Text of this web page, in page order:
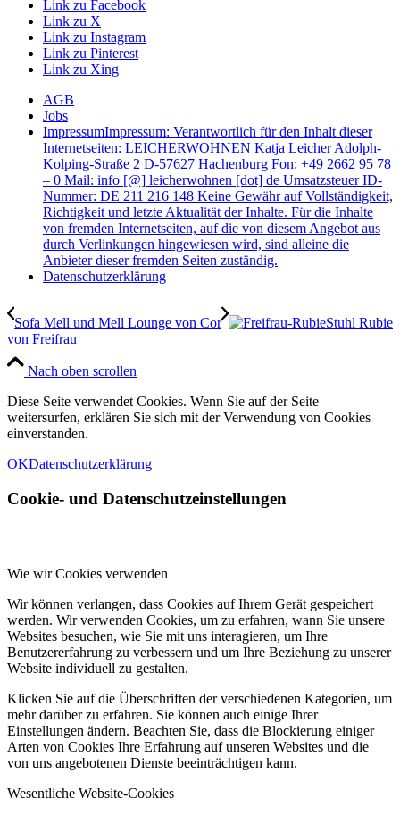
Link zu Facebook
Link zu X
Link zu Instagram
Link zu Pinterest
Link zu Xing
AGB
Jobs
ImpressumImpressum: Verantwortlich für den Inhalt dieser
Internetseiten: LEICHERWOHNEN Katja Leicher Adolph-
Kolping-Straße 2 D-57627 Hachenburg Fon: +49 2662 95 78
– 0 Mail: info [@] leicherwohnen [dot] de Umsatzsteuer ID-
Nummer: DE 211 216 148 Keine Gewähr auf Vollständigkeit,
Richtigkeit und letzte Aktualität der Inhalte. Für die Inhalte
von fremden Internetseiten, auf die von diesem Angebot aus
durch Verlinkungen hingewiesen wird, sind alleine die
Anbieter dieser fremden Seiten zuständig.
Datenschutzerklärung
Sofa Mell und Mell Lounge von Cor
Stuhl Rubie
von Freifrau
Nach oben scrollen
Diese Seite verwendet Cookies. Wenn Sie auf der Seite
weitersurfen, erklären Sie sich mit der Verwendung von Cookies
einverstanden.
OKDatenschutzerklärung
Cookie- und Datenschutzeinstellungen
Wie wir Cookies verwenden
Wir können verlangen, dass Cookies auf Ihrem Gerät gespeichert
werden. Wir verwenden Cookies, um zu erfahren, wann Sie unsere
Websites besuchen, wie Sie mit uns interagieren, um Ihre
Benutzererfahrung zu verbessern und um Ihre Beziehung zu unserer
Website individuell zu gestalten.
Klicken Sie auf die Überschriften der verschiedenen Kategorien, um
mehr darüber zu erfahren. Sie können auch einige Ihrer
Einstellungen ändern. Beachten Sie, dass die Blockierung einiger
Arten von Cookies Ihre Erfahrung auf unseren Websites und die
von uns angebotenen Dienste beeinträchtigen kann.
Wesentliche Website-Cookies